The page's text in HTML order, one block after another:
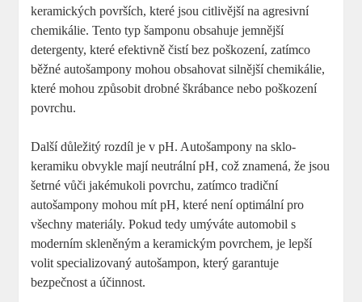
keramických površích, které jsou citlivější na agresivní
chemikálie. Tento typ šamponu obsahuje jemnější
detergenty, které efektivně čistí bez poškození, zatímco
běžné autošampony mohou obsahovat silnější chemikálie,
které mohou způsobit drobné škrábance nebo poškození
povrchu.
Další důležitý rozdíl je v pH. Autošampony na sklo-
keramiku obvykle mají neutrální pH, což znamená, že jsou
šetrné vůči jakémukoli povrchu, zatímco tradiční
autošampony mohou mít pH, které není optimální pro
všechny materiály. Pokud tedy umýváte automobil s
moderním skleněným a keramickým povrchem, je lepší
volit specializovaný autošampon, který garantuje
bezpečnost a účinnost.